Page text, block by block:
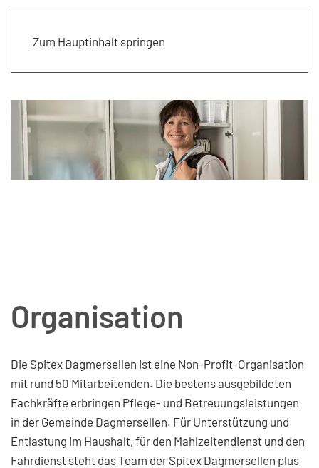
Zum Hauptinhalt springen
Organisation
Die Spitex Dagmersellen ist eine Non-Profit-Organisation
mit rund 50 Mitarbeitenden. Die bestens ausgebildeten
Fachkräfte erbringen Pflege- und Betreuungsleistungen
in der Gemeinde Dagmersellen. Für Unterstützung und
Entlastung im Haushalt, für den Mahlzeitendienst und den
Fahrdienst steht das Team der Spitex Dagmersellen plus